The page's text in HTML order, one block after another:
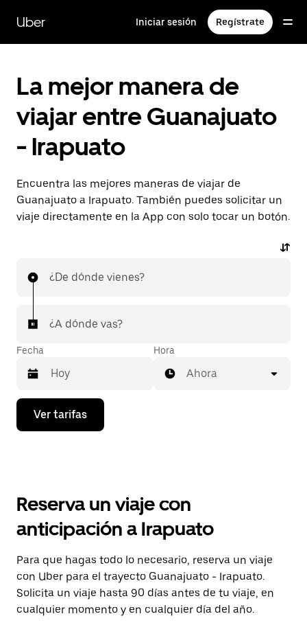
contenido
principal
Uber Iniciar sesión Regístrate
La mejor manera de
viajar entre Guanajuato
- Irapuato
Encuentra las mejores maneras de viajar de
Guanajuato a Irapuato. También puedes solicitar un
viaje directamente en la App con solo tocar un botón.
¿De dónde vienes?
¿A dónde vas?
Fecha
Presiona
flecha
el
y
selecciona
una
fecha.
Presiona
la
tecla Esc
para
Hora
Ahora
Ver tarifas
Reserva un viaje con
anticipación a Irapuato
Para que hagas todo lo necesario, reserva un viaje
con Uber para el trayecto Guanajuato - Irapuato.
Solicita un viaje hasta 90 días antes de tu viaje, en
cualquier momento y en cualquier día del año.